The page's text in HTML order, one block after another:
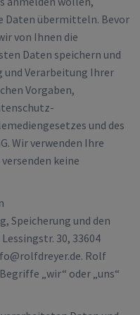
Daten übermitteln. Bevor
von Ihnen die
Daten speichern und
und Verarbeitung Ihrer
Vorgaben,
und des
Wir verwenden Ihre
keine
Speicherung und den
30, 33604
Rolf
„wir“ oder „uns“